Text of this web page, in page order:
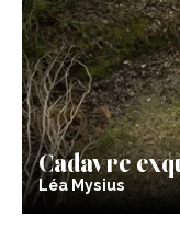
Cadavre
Léa Mysius